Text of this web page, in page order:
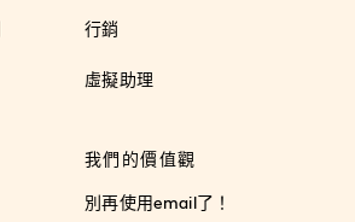
行銷
虛擬助理
我們的價值觀
別再使用email了！